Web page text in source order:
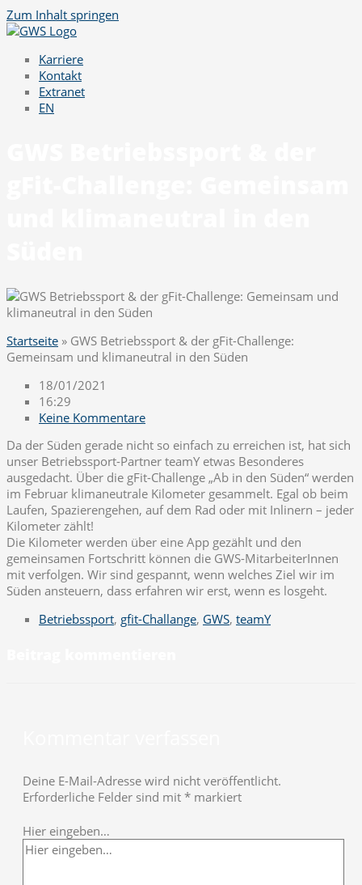
Zum Inhalt springen
Karriere
Kontakt
Extranet
EN
Startseite » GWS Betriebssport & der gFit-Challenge:
Gemeinsam und klimaneutral in den Süden
18/01/2021
16:29
Keine Kommentare
Da der Süden gerade nicht so einfach zu erreichen ist, hat sich
unser Betriebssport-Partner teamY etwas Besonderes
ausgedacht. Über die gFit-Challenge „Ab in den Süden“ werden
im Februar klimaneutrale Kilometer gesammelt. Egal ob beim
Laufen, Spazierengehen, auf dem Rad oder mit Inlinern – jeder
Kilometer zählt!
Die Kilometer werden über eine App gezählt und den
gemeinsamen Fortschritt können die GWS-MitarbeiterInnen
mit verfolgen. Wir sind gespannt, wenn welches Ziel wir im
Süden ansteuern, dass erfahren wir erst, wenn es losgeht.
Betriebssport, gfit-Challange, GWS, teamY
Deine E-Mail-Adresse wird nicht veröffentlicht.
Erforderliche Felder sind mit * markiert
Hier eingeben…